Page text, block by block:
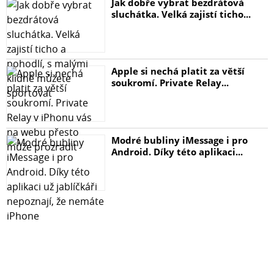
Dům a zahrada: dekorace, vybavení, nářadí, předměty
denní potřeby
Elektronika: pouzdra senzorů
Vlastnosti Fiberlogy ASA
- vysoká odolnost vůči UV záření
- vysoká odolnost
- trvanlivé barvy
- odolnost vůči teplotám do 94°C
- možnost obrábění hotových modelů
- nízké emise zápachu ve srovnání s ABS
Parametry tisku Fiberlogy ASATeplota trysky 255 -270
°CTeplota podložky 90 - 110 °CUzavřená komora není
sluchátka. Velká zajistí ticho...
Apple si nechá platit za větší
soukromí. Private Relay...
Modré bubliny iMessage i pro
Android. Díky této aplikaci...